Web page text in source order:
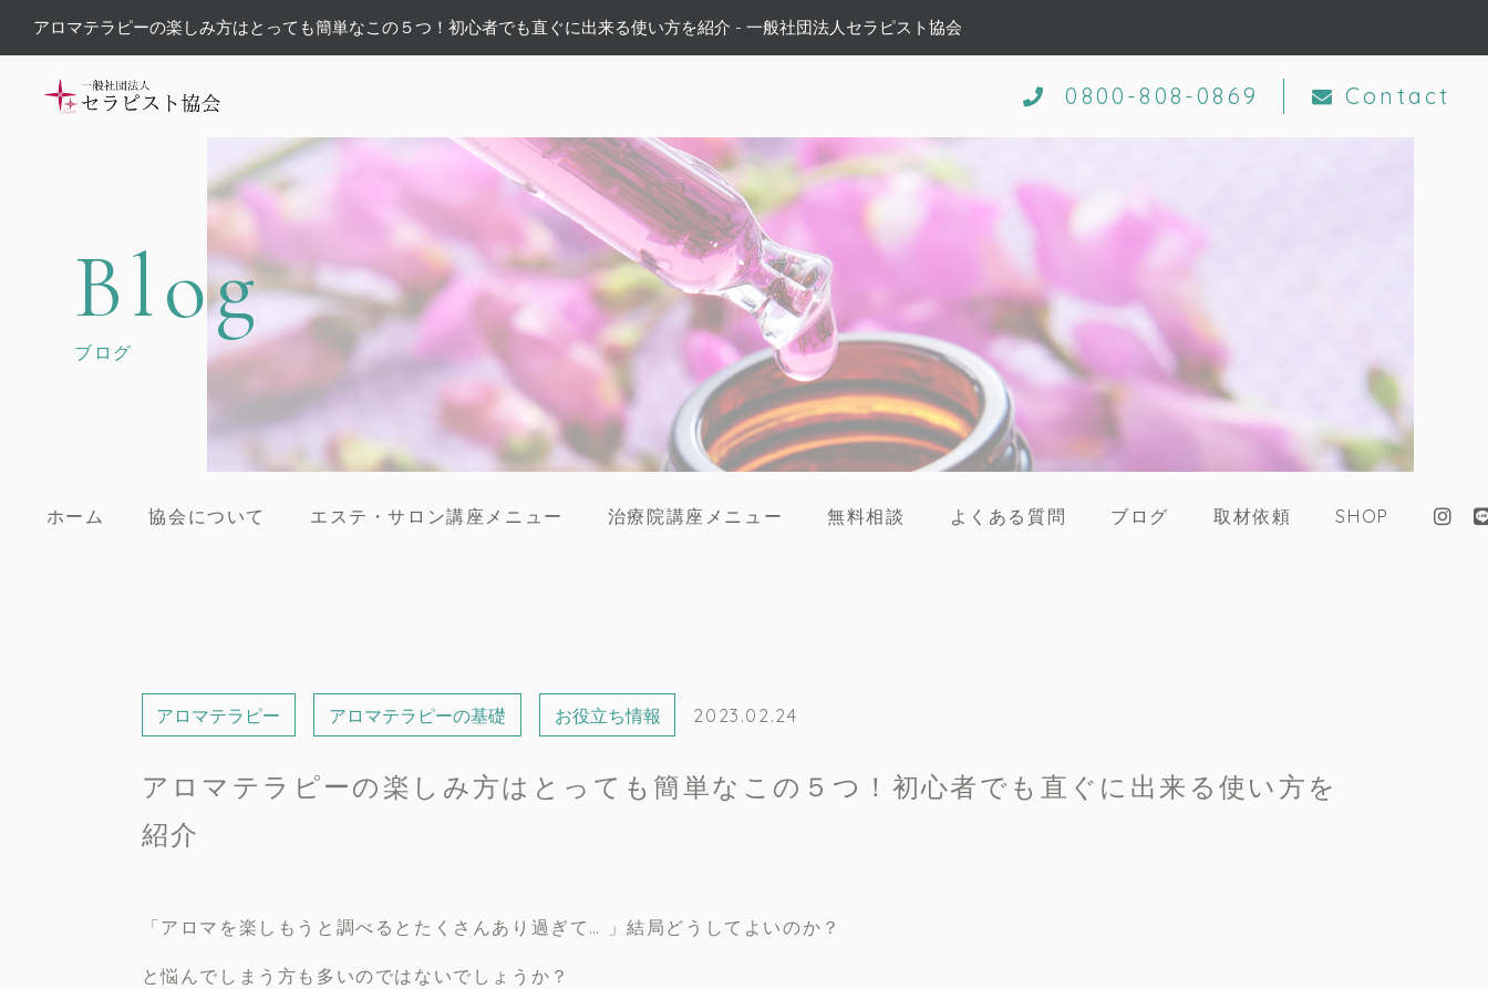
アロマテラピーの楽しみ方はとっても簡単なこの５つ！初心者でも直ぐに出来る使い方を紹介 - 一般社団法人セラピスト協会
0800-808-0869 Contact
Blog
ブログ
ホーム 協会について エステ・サロン講座メニュー 治療院講座メニュー 無料相談 よくある質問 ブログ 取材依頼 SHOP
アロマテラピー アロマテラピーの基礎 お役立ち情報 2023.02.24
アロマテラピーの楽しみ方はとっても簡単なこの５つ！初心者でも直ぐに出来る使い方を
紹介
「アロマを楽しもうと調べるとたくさんあり過ぎて… 」結局どうしてよいのか？
と悩んでしまう方も多いのではないでしょうか？